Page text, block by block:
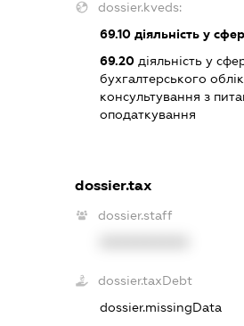
dossier.kveds:
69.10діяльність у
69.20діяльність у
бухгалтерського
консультування з
оподаткування
dossier.tax
dossier.staff
dossier.taxDebt
dossier.missingData